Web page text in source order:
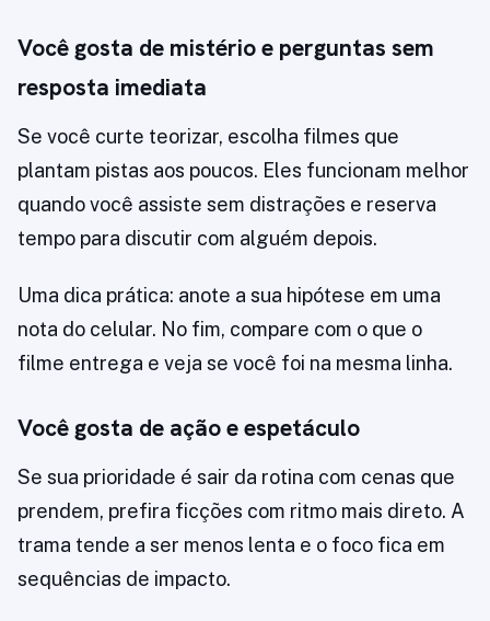
Você gosta de mistério e perguntas sem
resposta imediata
Se você curte teorizar, escolha filmes que
plantam pistas aos poucos. Eles funcionam melhor
quando você assiste sem distrações e reserva
tempo para discutir com alguém depois.
Uma dica prática: anote a sua hipótese em uma
nota do celular. No fim, compare com o que o
filme entrega e veja se você foi na mesma linha.
Você gosta de ação e espetáculo
Se sua prioridade é sair da rotina com cenas que
prendem, prefira ficções com ritmo mais direto. A
trama tende a ser menos lenta e o foco fica em
sequências de impacto.